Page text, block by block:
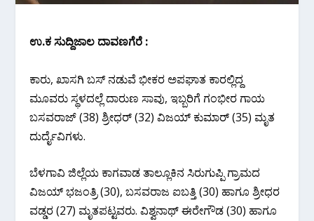
ಉ.ಕ ಸುದ್ದಿಜಾಲ ದಾವಣಗೆರೆ :
ಕಾರು, ಖಾಸಗಿ ಬಸ್ ನಡುವೆ ಭೀಕರ ಅಪಘಾತ ಕಾರಲ್ಲಿದ್ದ
ಮೂವರು ಸ್ಥಳದಲ್ಲೆ ದಾರುಣ ಸಾವು, ಇಬ್ಬರಿಗೆ ಗಂಭೀರ ಗಾಯ
ಬಸವರಾಜ್ (38) ಶ್ರೀಧರ್ (32) ವಿಜಯ್ ಕುಮಾರ್ (35) ಮೃತ
ದುರ್ದೈವಿಗಳು.
ಬೆಳಗಾವಿ ಜಿಲ್ಲೆಯ ಕಾಗವಾಡ ತಾಲ್ಲೂಕಿನ ಸಿರುಗುಪ್ಪಿ ಗ್ರಾಮದ
ವಿಜಯ್ ಭಜಂತ್ರಿ (30), ಬಸವರಾಜ ಐಬತ್ತಿ (30) ಹಾಗೂ ಶ್ರೀಧರ
ವಡ್ಡರ (27) ಮೃತಪಟ್ಟವರು. ವಿಶ್ವನಾಥ್ ಈರೇಗೌಡ (30) ಹಾಗೂ